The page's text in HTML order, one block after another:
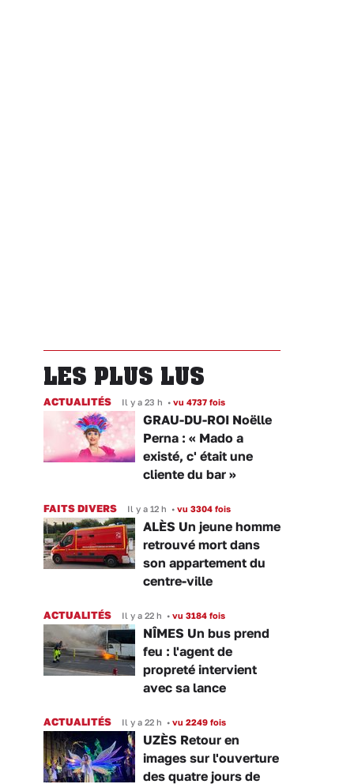
LES PLUS LUS
ACTUALITÉS Il y a 23 h • vu 4737 fois
GRAU-DU-ROI Noëlle
Perna : « Mado a
existé, c' était une
cliente du bar »
FAITS DIVERS Il y a 12 h • vu 3304 fois
ALÈS Un jeune homme
retrouvé mort dans
son appartement du
centre-ville
ACTUALITÉS Il y a 22 h • vu 3184 fois
NÎMES Un bus prend
feu : l'agent de
propreté intervient
avec sa lance
ACTUALITÉS Il y a 22 h • vu 2249 fois
UZÈS Retour en
images sur l'ouverture
des quatre jours de